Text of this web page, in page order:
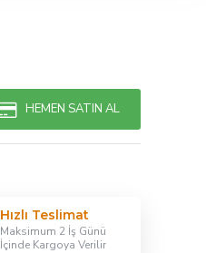
HEMEN SATIN AL
Hızlı Teslimat
Maksimum 2 İş Günü
İçinde Kargoya Verilir